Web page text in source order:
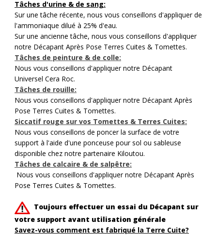
Tâches d'urine & de sang:
Sur une tâche récente, nous vous conseillons d'appliquer de
l'ammoniaque dilué à 25% d'eau.
Sur une ancienne tâche, nous vous conseillons d'appliquer
notre Décapant Après Pose Terres Cuites & Tomettes.
Tâches de peinture & de colle:
Nous vous conseillons d'appliquer notre Décapant
Universel Cera Roc.
Tâches de rouille:
Nous vous conseillons d'appliquer notre Décapant Après
Pose Terres Cuites & Tomettes.
Siccatif rouge sur vos Tomettes & Terres Cuites:
Nous vous conseillons de poncer la surface de votre
support à l'aide d'une ponceuse pour sol ou sableuse
disponible chez notre partenaire Kiloutou.
Tâches de calcaire & de salpêtre:
Nous vous conseillons d'appliquer notre Décapant Après
Pose Terres Cuites & Tomettes.
Toujours effectuer un essai du Décapant sur
votre support avant utilisation générale
Savez-vous comment est fabriqué la Terre Cuite?